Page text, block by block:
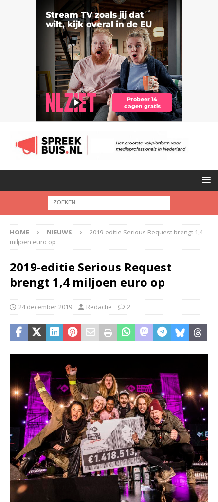
HOME NIEUWS
2019-editie Serious Request brengt 1,4
miljoen euro op
2019-editie Serious Request
brengt 1,4 miljoen euro op
24 december 2019 Redactie 2